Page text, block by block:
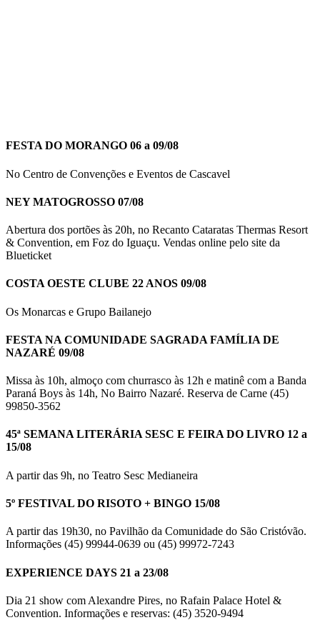
FESTA DO MORANGO 06 a 09/08
No Centro de Convenções e Eventos de Cascavel
NEY MATOGROSSO 07/08
Abertura dos portões às 20h, no Recanto Cataratas Thermas Resort
& Convention, em Foz do Iguaçu. Vendas online pelo site da
Blueticket
COSTA OESTE CLUBE 22 ANOS 09/08
Os Monarcas e Grupo Bailanejo
FESTA NA COMUNIDADE SAGRADA FAMÍLIA DE
NAZARÉ 09/08
Missa às 10h, almoço com churrasco às 12h e matinê com a Banda
Paraná Boys às 14h, No Bairro Nazaré. Reserva de Carne (45)
99850-3562
45ª SEMANA LITERÁRIA SESC E FEIRA DO LIVRO 12 a
15/08
A partir das 9h, no Teatro Sesc Medianeira
5º FESTIVAL DO RISOTO + BINGO 15/08
A partir das 19h30, no Pavilhão da Comunidade do São Cristóvão.
Informações (45) 99944-0639 ou (45) 99972-7243
EXPERIENCE DAYS 21 a 23/08
Dia 21 show com Alexandre Pires, no Rafain Palace Hotel &
Convention. Informações e reservas: (45) 3520-9494